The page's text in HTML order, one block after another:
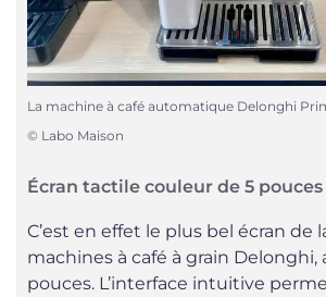
La machine à café automatique Delonghi
© Labo Maison
Écran tactile couleur de 5 pouces
C’est en effet le plus bel écran de
machines à café à grain Delonghi,
pouces. L’interface intuitive